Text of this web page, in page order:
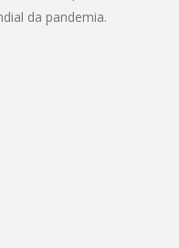
da pandemia.